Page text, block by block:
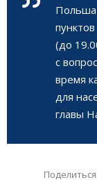
Польша
(до
с
время
для
главы
Поделиться: